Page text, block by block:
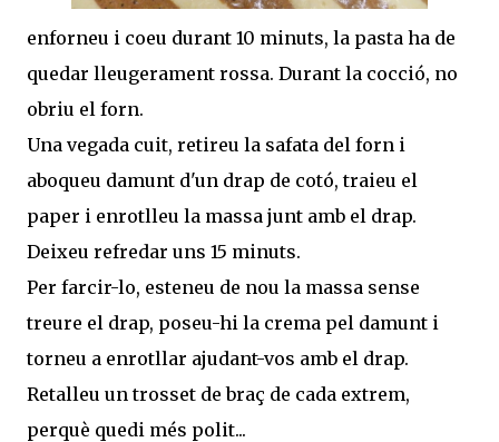
enforneu i coeu durant 10 minuts, la pasta ha de
quedar lleugerament rossa. Durant la cocció, no
obriu el forn.
Una vegada cuit, retireu la safata del forn i
aboqueu damunt d'un drap de cotó, traieu el
paper i enrotlleu la massa junt amb el drap.
Deixeu refredar uns 15 minuts.
Per farcir-lo, esteneu de nou la massa sense
treure el drap, poseu-hi la crema pel damunt i
torneu a enrotllar ajudant-vos amb el drap.
Retalleu un trosset de braç de cada extrem,
perquè quedi més polit...